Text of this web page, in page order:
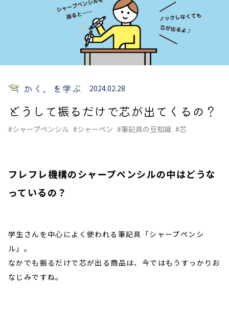
かく、を学ぶ 2024.02.28
どうして振るだけで芯が出てくるの？
#シャープペンシル #シャーペン #筆記具の豆知識 #芯
フレフレ機構のシャープペンシルの中はどうな
っているの？
学生さんを中心によく使われる筆記具「シャープペンシ
ル」。
なかでも振るだけで芯が出る商品は、今ではもうすっかりお
なじみですね。